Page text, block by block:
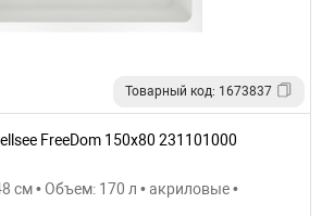
Товарный код: 1673837
FreeDom 150х80 231101000
см • Объем: 170 л • акриловые •